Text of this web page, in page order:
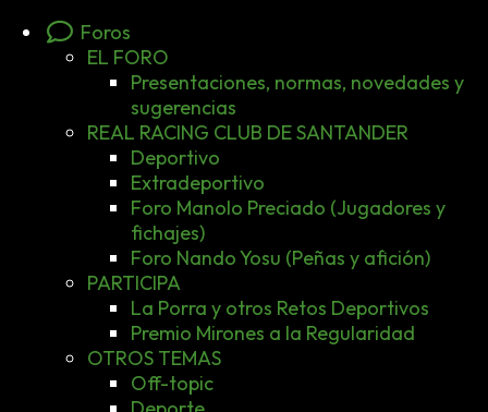
Foros
EL FORO
Presentaciones, normas, novedades y
sugerencias
REAL RACING CLUB DE SANTANDER
Deportivo
Extradeportivo
Foro Manolo Preciado (Jugadores y
fichajes)
Foro Nando Yosu (Peñas y afición)
PARTICIPA
La Porra y otros Retos Deportivos
Premio Mirones a la Regularidad
OTROS TEMAS
Off-topic